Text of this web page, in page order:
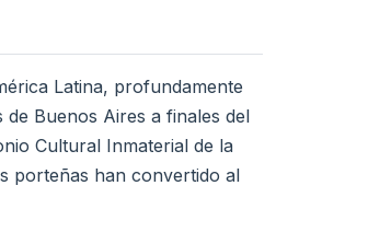
Latina, profundamente
Buenos Aires a finales del
Cultural Inmaterial de la
porteñas han convertido al